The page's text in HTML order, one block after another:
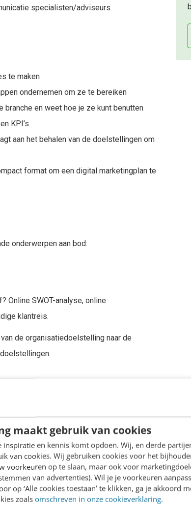
maakt gebruik van cookies
inspiratie en kennis komt opdoen. Wij, en derde
van cookies. Wij gebruiken cookies voor het
voorkeuren op te slaan, maar ook voor
van advertenties). Wil je je voorkeuren
op ‘Alle cookies toestaan’ te klikken, ga je akkoord
zoals omschreven in onze cookieverklaring.
specialisten/adviseurs.
te maken
ondernemen om ze te bereiken
en weet hoe je ze kunt benutten
KPI’s
aan het behalen van de doelstellingen om
format om een digital marketingplan te
onderwerpen aan bod:
Online SWOT-analyse, online
klantreis.
de organisatiedoelstelling naar de
met behulp van AI.
naar de online marketingmix. Wat
User Experience (UX) komt aan
van het plan door de inzet van mensen en
eventueel bijsturen? Evaluatie en